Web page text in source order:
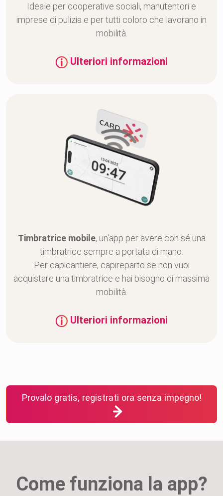
Ideale per cooperative sociali, manutentori e
imprese di pulizia e per tutti coloro che lavorano in
mobilità.
Ulteriori informazioni
Timbratrice mobile, un'app per avere con sé una
timbratrice sempre a portata di mano.
Per capicantiere, capireparto se non vuoi
acquistare una timbratrice e hai bisogno di massima
mobilità.
Ulteriori informazioni
Provalo gratis, registrati ora senza impegno!
Come funziona la app?